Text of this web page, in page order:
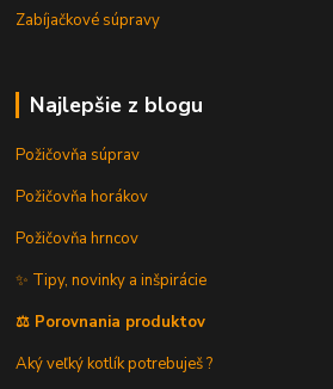
Zabíjačkové súpravy
Najlepšie z blogu
Požičovňa súprav
Požičovňa horákov
Požičovňa hrncov
✨ Tipy, novinky a inšpirácie
⚖️ Porovnania produktov
Aký veľký kotlík potrebuješ ?